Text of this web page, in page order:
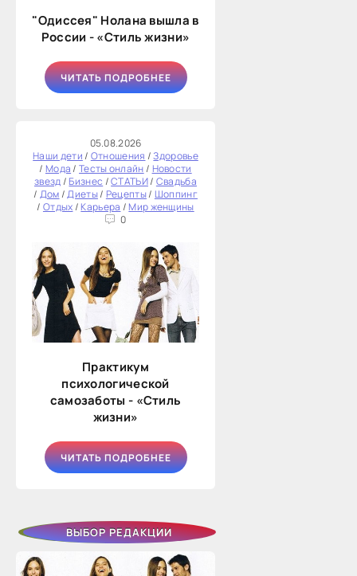
"Одиссея" Нолана вышла в
России - «Стиль жизни»
ЧИТАТЬ ПОДРОБНЕЕ
05.08.2026
Наши дети/ Отношения /Здоровье
/ Мода/Тесты онлайн/ Новости
звезд/Бизнес /СТАТЬИ/ Свадьба
/ Дом/Диеты/ Рецепты/ Шоппинг
/ Отдых/Карьера /Мир женщины
0
Практикум
психологической
самозаботы - «Стиль
жизни»
ЧИТАТЬ ПОДРОБНЕЕ
ВЫБОР РЕДАКЦИИ